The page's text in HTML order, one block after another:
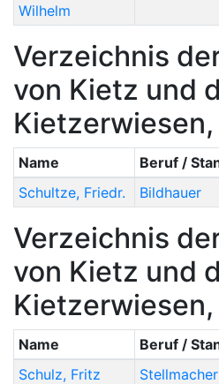
Wilhelm
Verzeichnis
von Kietz und
Name
Beruf /
Schultze, Friedr. Bildhauer
Verzeichnis
von Kietz und
Name
Beruf /
Schulz, Fritz Stellmacher